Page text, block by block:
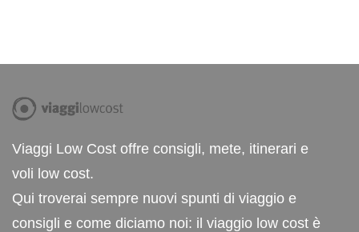
Viaggi Low Cost offre consigli, mete, itinerari e
voli low cost.
Qui troverai sempre nuovi spunti di viaggio e
consigli e come diciamo noi: il viaggio low cost è